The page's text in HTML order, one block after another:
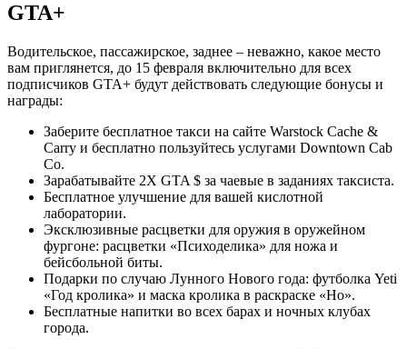
GTA+
Водительское, пассажирское, заднее – неважно, какое место
вам приглянется, до 15 февраля включительно для всех
подписчиков GTA+ будут действовать следующие бонусы и
награды:
Заберите бесплатное такси на сайте Warstock Cache &
Carry и бесплатно пользуйтесь услугами Downtown Cab
Co.
Зарабатывайте 2Х GTA $ за чаевые в заданиях таксиста.
Бесплатное улучшение для вашей кислотной
лаборатории.
Эксклюзивные расцветки для оружия в оружейном
фургоне: расцветки «Психоделика» для ножа и
бейсбольной биты.
Подарки по случаю Лунного Нового года: футболка Yeti
«Год кролика» и маска кролика в раскраске «Но».
Бесплатные напитки во всех барах и ночных клубах
города.